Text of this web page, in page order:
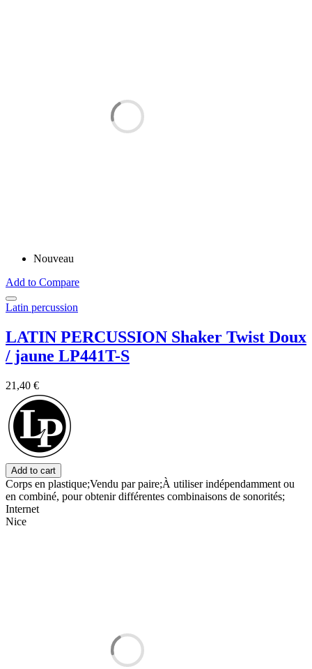
Nouveau
Add to Compare
Latin percussion
LATIN PERCUSSION Shaker Twist Doux
/ jaune LP441T-S
21,40 €
Add to cart
Corps en plastique;Vendu par paire;À utiliser indépendamment ou
en combiné, pour obtenir différentes combinaisons de sonorités;
Internet
Nice